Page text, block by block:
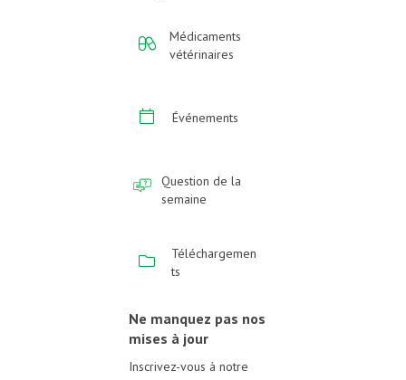
Médicaments
vétérinaires
Événements
Question de la
semaine
Téléchargemen
ts
Ne manquez pas nos
mises à jour
Inscrivez-vous à notre